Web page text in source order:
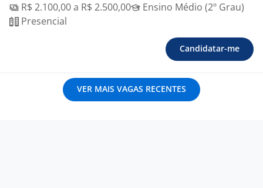
R$ 2.100,00 a R$ 2.500,00
Ensino Médio (2º Grau)
Presencial
Candidatar-me
VER MAIS VAGAS RECENTES